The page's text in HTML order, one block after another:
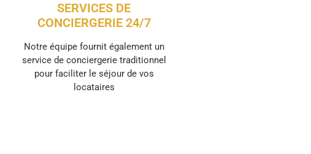
SERVICES DE
CONCIERGERIE 24/7
Notre équipe fournit également un
service de conciergerie traditionnel
pour faciliter le séjour de vos
locataires